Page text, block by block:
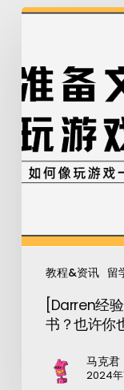
教程&资讯 留
[Darren经
书？也许你
马克君
2024年